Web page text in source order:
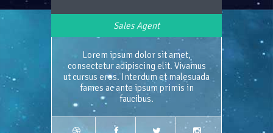
Sales Agent
Lorem ipsum dolor sit amet,
consectetur adipiscing elit. Vivamus
ut cursus eros. Interdum et malesuada
fames ac ante ipsum primis in
faucibus.